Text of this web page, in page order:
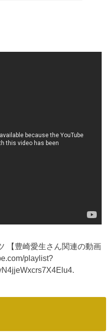
【豊崎愛生さん関連の動画
playlist?